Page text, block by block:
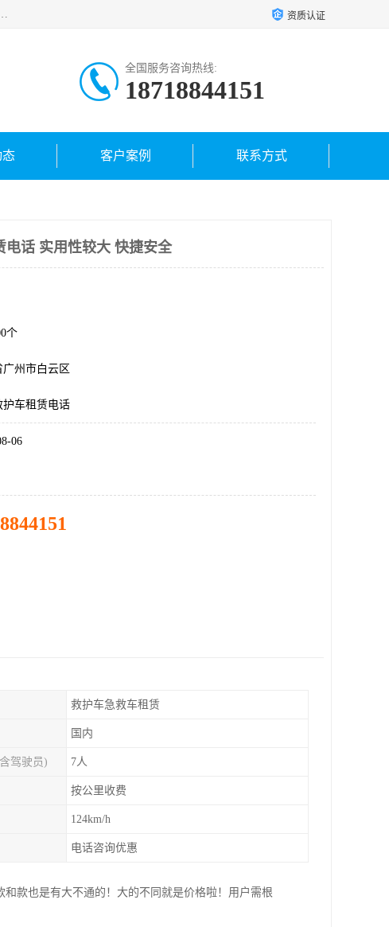
护车出租-深圳长途救护车出租等业务。提供救护车出租服务和长途救护车转接病人。响应及时，服务周到。 资质认证
全国服务咨询热线:
18718844151
态 客户案例 联系方式
电话 实用性较大 快捷安全
个
广州市白云区
护车租赁电话
06
救护车急救车租赁
国内
驾驶员) 7人
按公里收费
124km/h
电话咨询优惠
款也是有大不通的！大的不同就是价格啦！用户需根